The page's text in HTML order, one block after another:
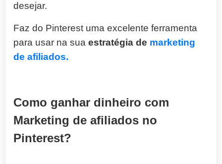
desejar.
Faz do Pinterest uma excelente ferramenta
para usar na sua estratégia de marketing
de afiliados.
Como ganhar dinheiro com
Marketing de afiliados no
Pinterest?